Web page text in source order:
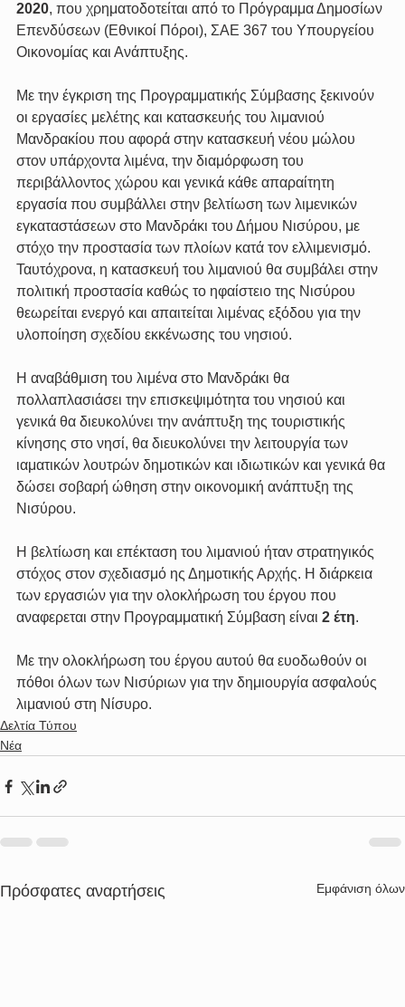
2020, που χρηματοδοτείται από το Πρόγραμμα Δημοσίων
Επενδύσεων (Εθνικοί Πόροι), ΣΑΕ 367 του Υπουργείου
Οικονομίας και Ανάπτυξης.
Με την έγκριση της Προγραμματικής Σύμβασης ξεκινούν
οι εργασίες μελέτης και κατασκευής του λιμανιού
Μανδρακίου που αφορά στην κατασκευή νέου μώλου
στον υπάρχοντα λιμένα, την διαμόρφωση του
περιβάλλοντος χώρου και γενικά κάθε απαραίτητη
εργασία που συμβάλλει στην βελτίωση των λιμενικών
εγκαταστάσεων στο Μανδράκι του Δήμου Νισύρου, με
στόχο την προστασία των πλοίων κατά τον ελλιμενισμό.
Ταυτόχρονα, η κατασκευή του λιμανιού θα συμβάλει στην
πολιτική προστασία καθώς το ηφαίστειο της Νισύρου
θεωρείται ενεργό και απαιτείται λιμένας εξόδου για την
υλοποίηση σχεδίου εκκένωσης του νησιού.
Η αναβάθμιση του λιμένα στο Μανδράκι θα
πολλαπλασιάσει την επισκεψιμότητα του νησιού και
γενικά θα διευκολύνει την ανάπτυξη της τουριστικής
κίνησης στο νησί, θα διευκολύνει την λειτουργία των
ιαματικών λουτρών δημοτικών και ιδιωτικών και γενικά θα
δώσει σοβαρή ώθηση στην οικονομική ανάπτυξη της
Νισύρου.
Η βελτίωση και επέκταση του λιμανιού ήταν στρατηγικός
στόχος στον σχεδιασμό ης Δημοτικής Αρχής. Η διάρκεια
των εργασιών για την ολοκλήρωση του έργου που
αναφερεται στην Προγραμματική Σύμβαση είναι 2 έτη.
Με την ολοκλήρωση του έργου αυτού θα ευοδωθούν οι
πόθοι όλων των Νισύριων για την δημιουργία ασφαλούς
λιμανιού στη Νίσυρο.
Δελτία Τύπου
Νέα
Πρόσφατες αναρτήσεις Εμφάνιση όλων